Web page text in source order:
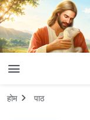
होम पाठ